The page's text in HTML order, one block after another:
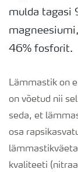
mulda tagasi
46% fosforit.
Lämmastik on
on võetud nii
seda, et
osa
kvaliteeti